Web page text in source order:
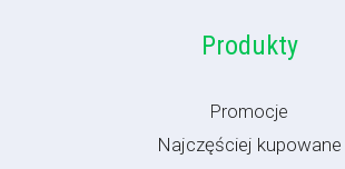
Produkty
Promocje
Najczęściej kupowane